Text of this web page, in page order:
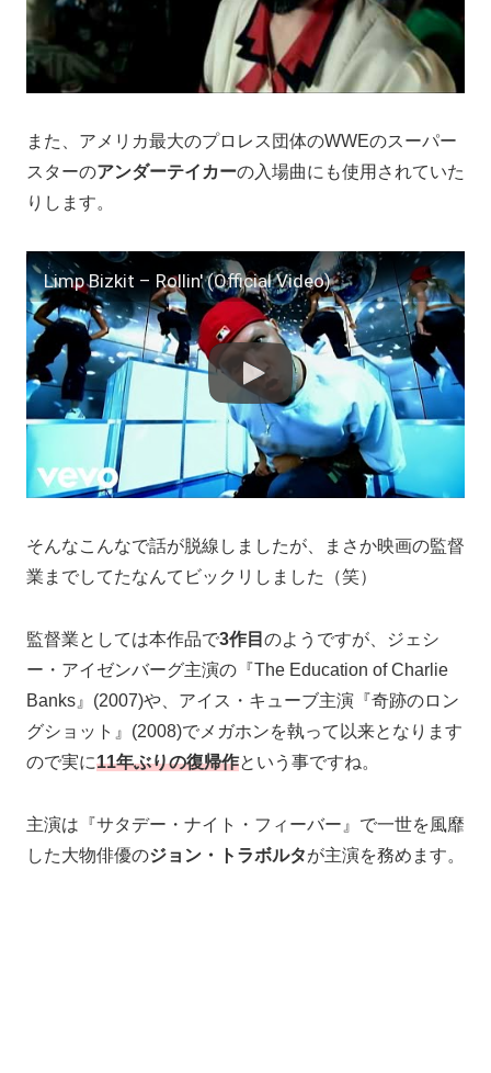
また、アメリカ最大のプロレス団体のWWEのスーパー
スターのアンダーテイカーの入場曲にも使用されていた
りします。
Limp Bizkit – Rollin' (Official Video)
そんなこんなで話が脱線しましたが、まさか映画の監督
業までしてたなんてビックリしました（笑）
監督業としては本作品で3作目 のようですが、ジェシ
ー・アイゼンバーグ主演の『The Education of Charlie
Banks』(2007)や、アイス・キューブ主演『奇跡のロン
グショット』(2008)でメガホンを執って以来となります
ので実に11年ぶりの復帰作という事ですね。
主演は『サタデー・ナイト・フィーバー』で一世を風靡
した大物俳優のジョン・トラボルタが主演を務めます。